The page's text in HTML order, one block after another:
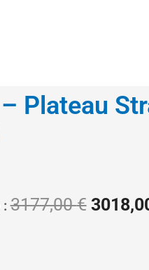
Plateau
:3177,00€ Le